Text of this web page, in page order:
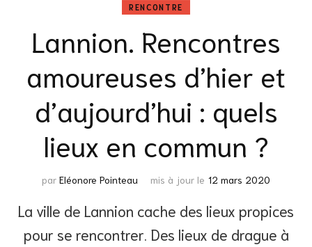
RENCONTRE
Lannion. Rencontres
amoureuses d’hier et
d’aujourd’hui : quels
lieux en commun ?
par Eléonore Pointeau mis à jour le 12 mars 2020
La ville de Lannion cache des lieux propices
pour se rencontrer. Des lieux de drague à